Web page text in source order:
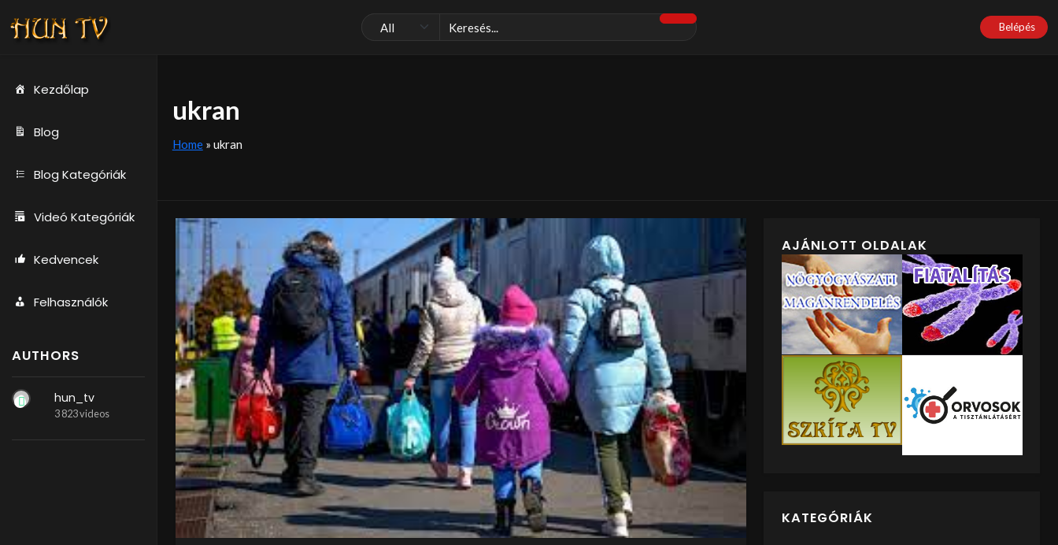
Belépés
Kezdőlap
Blog
Blog Kategóriák
Videó Kategóriák
Kedvencek
Felhasználók
AUTHORS
hun_tv
3 823 videos
ukran
Home» ukran
AJÁNLOTT OLDALAK
KATEGÓRIÁK